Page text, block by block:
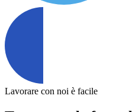
Lavorare con noi è facile